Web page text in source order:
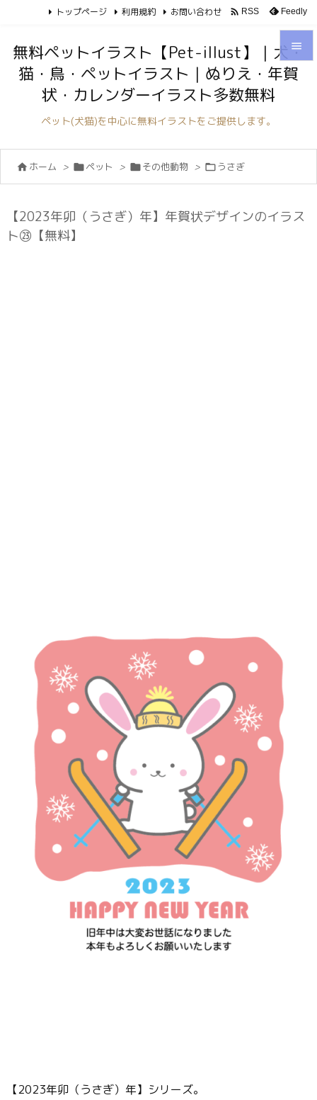



トップページ 利用規約 お問い合わせ  RSS Feedly
無料ペットイラスト【Pet-illust】｜犬・
猫・鳥・ペットイラスト｜ぬりえ・年賀
状・カレンダーイラスト多数無料
ペット(犬猫)を中心に無料イラストをご提供します。
 ホーム > ペット > その他動物 > うさぎ
【2023年卯（うさぎ）年】年賀状デザインのイラス
ト㉓【無料】
【2023年卯（うさぎ）年】シリーズ。